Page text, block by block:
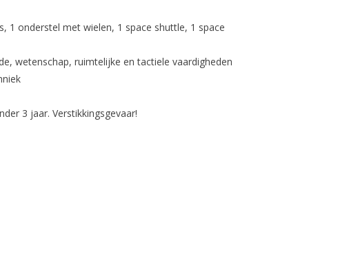
1 onderstel met wielen, 1 space shuttle, 1 space
wetenschap, ruimtelijke en tactiele vaardigheden
3 jaar. Verstikkingsgevaar!